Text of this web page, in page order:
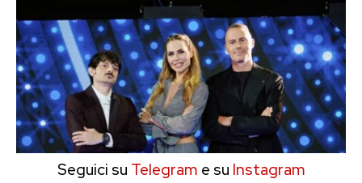
Seguici su Telegram e su Instagram